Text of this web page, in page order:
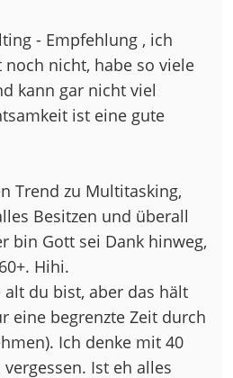
- Empfehlung , ich
nicht, habe so viele
kann gar nicht viel
ist eine gute
Trend zu Multitasking,
Besitzen und überall
bin Gott sei Dank hinweg,
Hihi.
du bist, aber das hält
eine begrenzte Zeit durch
Ich denke mit 40
Ist eh alles